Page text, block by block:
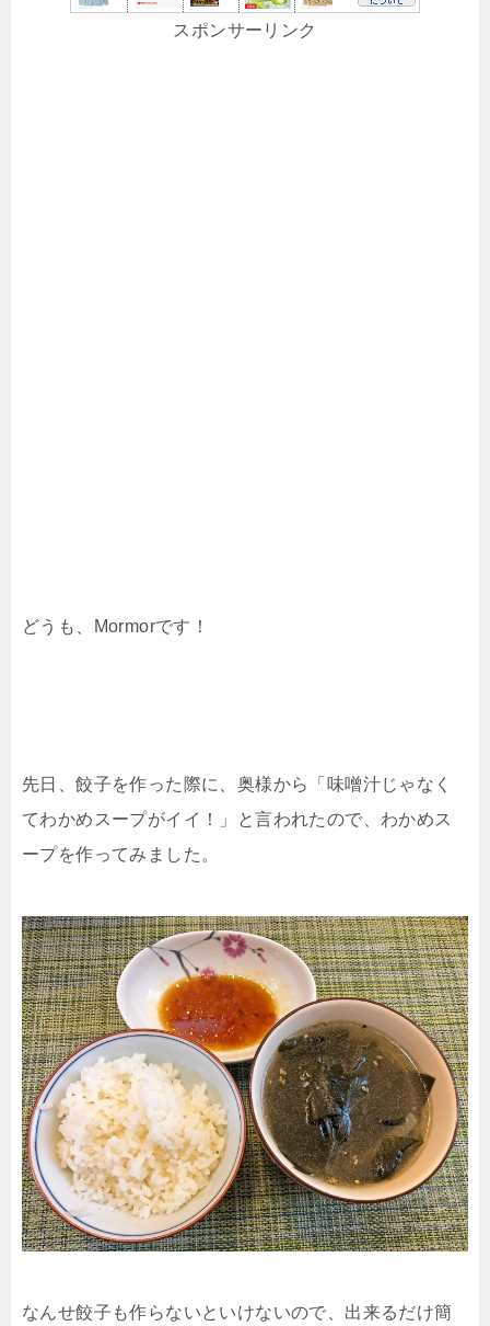
スポンサーリンク
どうも、Mormorです！
先日、餃子を作った際に、奥様から「味噌汁じゃなく
てわかめスープがイイ！」と言われたので、わかめス
ープを作ってみました。
なんせ餃子も作らないといけないので、出来るだけ簡